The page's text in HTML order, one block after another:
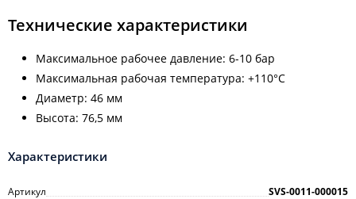
Технические характеристики
Максимальное рабочее давление: 6-10 бар
Максимальная рабочая температура: +110°С
Диаметр: 46 мм
Высота: 76,5 мм
Характеристики
Артикул
SVS-0011-000015